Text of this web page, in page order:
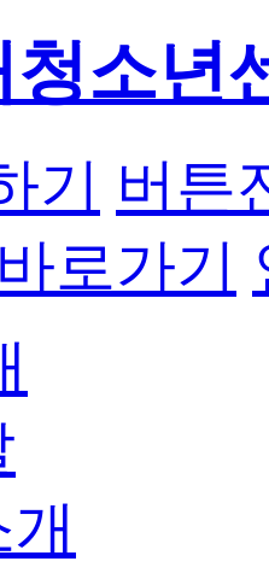
소년
기 버튼
로가기